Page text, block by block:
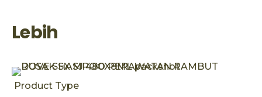
Lebih
Product Type